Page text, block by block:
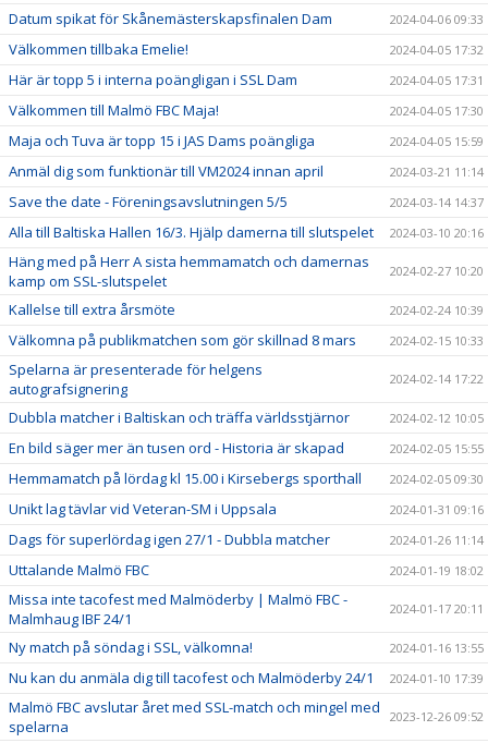
Datum spikat för Skånemästerskapsfinalen Dam 2024-04-06 09:33
Välkommen tillbaka Emelie! 2024-04-05 17:32
Här är topp 5 i interna poängligan i SSL Dam 2024-04-05 17:31
Välkommen till Malmö FBC Maja! 2024-04-05 17:30
Maja och Tuva är topp 15 i JAS Dams poängliga 2024-04-05 15:59
Anmäl dig som funktionär till VM2024 innan april 2024-03-21 11:14
Save the date - Föreningsavslutningen 5/5 2024-03-14 14:37
Alla till Baltiska Hallen 16/3. Hjälp damerna till slutspelet 2024-03-10 20:16
Häng med på Herr A sista hemmamatch och damernas
kamp om SSL-slutspelet
2024-02-27 10:20
Kallelse till extra årsmöte 2024-02-24 10:39
Välkomna på publikmatchen som gör skillnad 8 mars 2024-02-15 10:33
Spelarna är presenterade för helgens
autografsignering
2024-02-14 17:22
Dubbla matcher i Baltiskan och träffa världsstjärnor 2024-02-12 10:05
En bild säger mer än tusen ord - Historia är skapad 2024-02-05 15:55
Hemmamatch på lördag kl 15.00 i Kirsebergs sporthall 2024-02-05 09:30
Unikt lag tävlar vid Veteran-SM i Uppsala 2024-01-31 09:16
Dags för superlördag igen 27/1 - Dubbla matcher 2024-01-26 11:14
Uttalande Malmö FBC 2024-01-19 18:02
Missa inte tacofest med Malmöderby | Malmö FBC -
Malmhaug IBF 24/1
2024-01-17 20:11
Ny match på söndag i SSL, välkomna! 2024-01-16 13:55
Nu kan du anmäla dig till tacofest och Malmöderby 24/1 2024-01-10 17:39
Malmö FBC avslutar året med SSL-match och mingel med
spelarna
2023-12-26 09:52